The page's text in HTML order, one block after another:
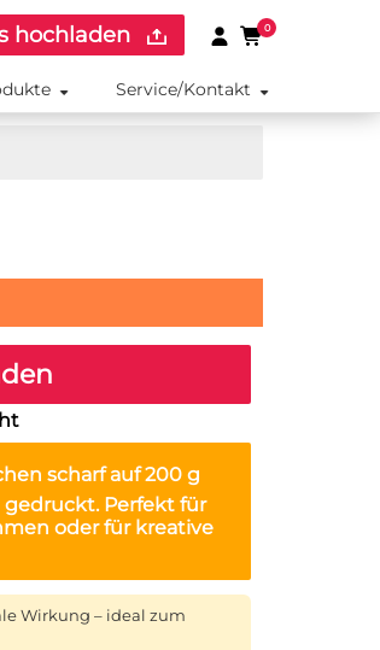
hochladen 0
Service/Kontakt
scharf auf 200 g
Perfekt für
oder für kreative
Wirkung – ideal zum